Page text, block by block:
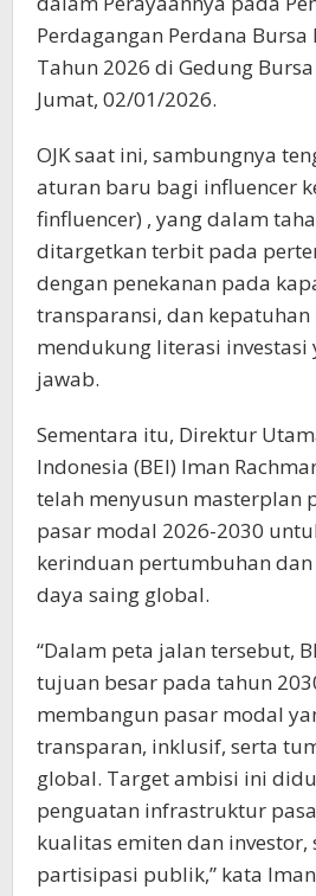
Perdagangan Perdana Bursa
Tahun 2026 di Gedung
Jumat, 02/01/2026.
OJK saat ini, sambungnya
aturan baru bagi influencer
finfluencer) , yang dalam
ditargetkan terbit pada
dengan penekanan pada
transparansi, dan
mendukung literasi
jawab.
Sementara itu, Direktur
Indonesia (BEI) Iman
telah menyusun masterplan
pasar modal 2026-2030
kerinduan pertumbuhan
daya saing global.
“Dalam peta jalan tersebut,
tujuan besar pada tahun
membangun pasar modal
transparan, inklusif, serta
global. Target ambisi ini
penguatan infrastruktur
kualitas emiten dan investor,
partisipasi publik,” kata